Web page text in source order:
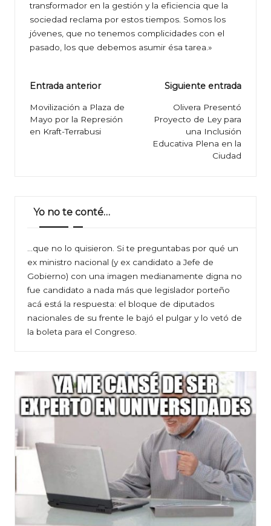
transformador en la gestión y la eficiencia que la
sociedad reclama por estos tiempos. Somos los
jóvenes, que no tenemos complicidades con el
pasado, los que debemos asumir ésa tarea.»
Navegación
de
entradas
Entrada anterior
Movilización a Plaza de
Mayo por la Represión
en Kraft-Terrabusi
Siguiente entrada
Olivera Presentó
Proyecto de Ley para
una Inclusión
Educativa Plena en la
Ciudad
Yo no te conté…
…que no lo quisieron. Si te preguntabas por qué un
ex ministro nacional (y ex candidato a Jefe de
Gobierno) con una imagen medianamente digna no
fue candidato a nada más que legislador porteño
acá está la respuesta: el bloque de diputados
nacionales de su frente le bajó el pulgar y lo vetó de
la boleta para el Congreso.